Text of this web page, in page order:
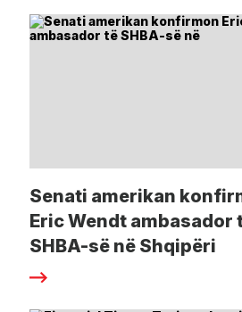
Senati amerikan
Eric Wendt ambasador
SHBA-së në Shqipëri